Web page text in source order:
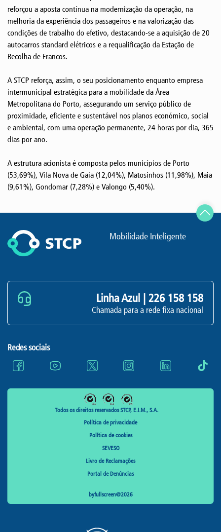
reforçou a aposta contínua na modernização da operação, na
melhoria da experiência dos passageiros e na valorização das
condições de trabalho do efetivo, destacando-se a aquisição de 20
autocarros standard elétricos e a requalificação da Estação de
Recolha de Francos.
A STCP reforça, assim, o seu posicionamento enquanto empresa
intermunicipal estratégica para a mobilidade da Área
Metropolitana do Porto, assegurando um serviço público de
proximidade, eficiente e sustentável nos planos económico, social
e ambiental, com uma operação permanente, 24 horas por dia, 365
dias por ano.
A estrutura acionista é composta pelos municípios de Porto
(53,69%), Vila Nova de Gaia (12,04%), Matosinhos (11,98%), Maia
(9,61%), Gondomar (7,28%) e Valongo (5,40%).
Mobilidade Inteligente
Linha Azul | 226 158 158
Chamada para a rede fixa nacional
Redes sociais
Todos os direitos reservados STCP, E.I.M., S.A.
Política de privacidade
Política de cookies
SEVESO
Livro de Reclamações
Portal de Denúncias
byfullscreen@2026